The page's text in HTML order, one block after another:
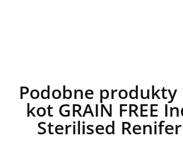
Podobne produkty
kot GRAIN FREE
Sterilised